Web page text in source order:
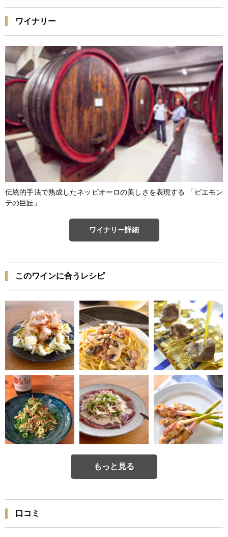
ワイナリー
伝統的手法で熟成したネッビオーロの美しさを表現する 「ピエモン
テの巨匠」
ワイナリー詳細
このワインに合うレシピ
もっと見る
口コミ